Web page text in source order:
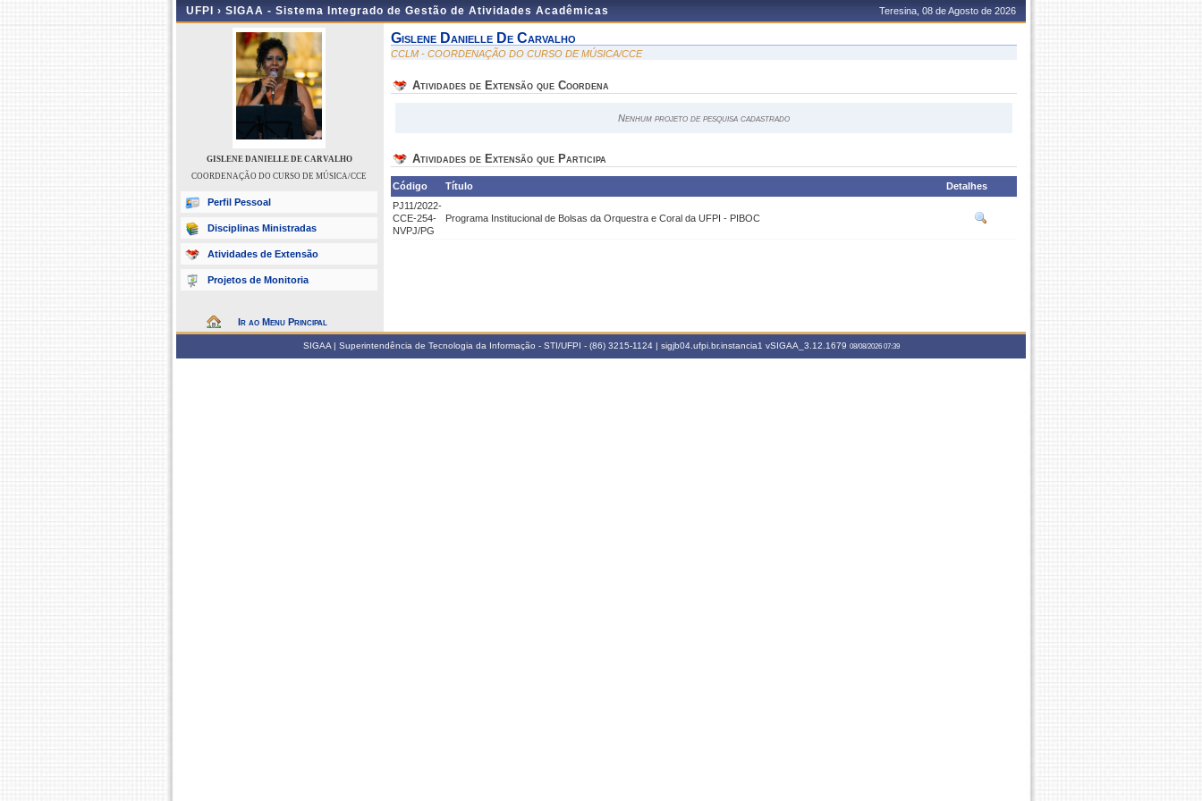
UFPI › SIGAA - Sistema Integrado de Gestão de Atividades Acadêmicas Teresina, 08 de Agosto de 2026
GISLENE DANIELLE DE CARVALHO
COORDENAÇÃO DO CURSO DE MÚSICA/CCE
Perfil Pessoal
Disciplinas Ministradas
Atividades de Extensão
Projetos de Monitoria
Ir ao Menu Principal
Gislene Danielle De Carvalho
CCLM - COORDENAÇÃO DO CURSO DE MÚSICA/CCE
Atividades de Extensão que Coordena
Nenhum projeto de pesquisa cadastrado
Atividades de Extensão que Participa
Código Título
Detalhes
PJ11/2022-
CCE-254-
NVPJ/PG
Programa Institucional de Bolsas da Orquestra e Coral da UFPI - PIBOC
SIGAA | Superintendência de Tecnologia da Informação - STI/UFPI - (86) 3215-1124 | sigjb04.ufpi.br.instancia1 vSIGAA_3.12.1679 08/08/2026 07:39